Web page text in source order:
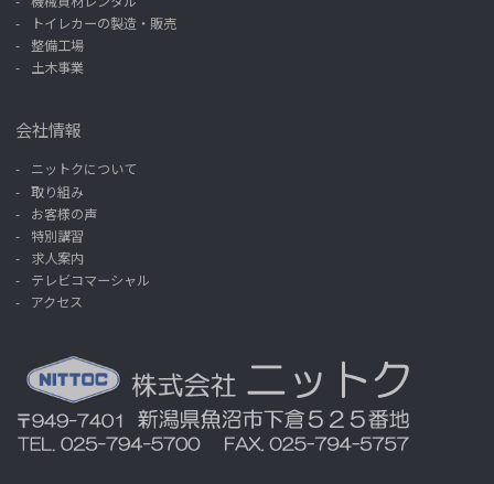
トイレカーの製造・販売
整備工場
土木事業
会社情報
ニットクについて
取り組み
お客様の声
特別講習
求人案内
テレビコマーシャル
アクセス